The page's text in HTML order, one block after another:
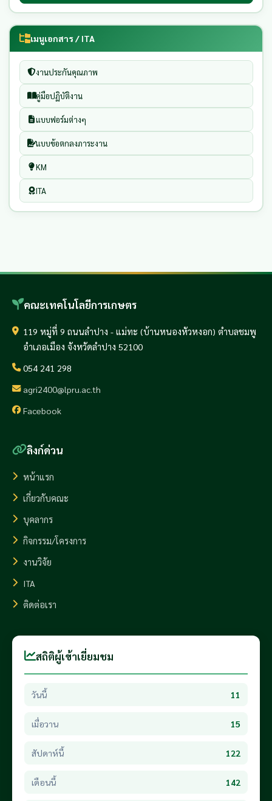
เมนูเอกสาร / ITA
งานประกันคุณภาพ
คู่มือปฏิบัติงาน
แบบฟอร์มต่างๆ
แบบข้อตกลงภาระงาน
KM
ITA
คณะเทคโนโลยีการเกษตร
119 หมู่ที่ 9 ถนนลำปาง - แม่ทะ (บ้านหนองหัวหงอก) ตำบลชมพู
อำเภอเมือง จังหวัดลำปาง 52100
054 241 298
agri2400@lpru.ac.th
Facebook
ลิงก์ด่วน
หน้าแรก
เกี่ยวกับคณะ
บุคลากร
กิจกรรม/โครงการ
งานวิจัย
ITA
ติดต่อเรา
สถิติผู้เข้าเยี่ยมชม
วันนี้ 11
เมื่อวาน 15
สัปดาห์นี้ 122
เดือนนี้ 142